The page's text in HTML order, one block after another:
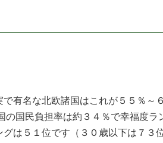
有名な北欧諸国はこれが５５％～
国民負担率は約３４％で幸福度ラ
は５１位です（３０歳以下は７３